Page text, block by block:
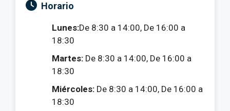
Horario
Lunes:De 8:30 a 14:00, De 16:00 a
18:30
Martes: De 8:30 a 14:00, De 16:00 a
18:30
Miércoles: De 8:30 a 14:00, De 16:00 a
18:30